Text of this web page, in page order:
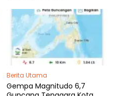
Berita Utama
Gempa Magnitudo 6,7